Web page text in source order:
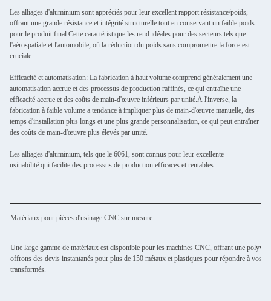
Les alliages d'aluminium sont appréciés pour leur excellent rapport résistance/poids,
offrant une grande résistance et intégrité structurelle tout en conservant un faible poids
pour le produit final.Cette caractéristique les rend idéales pour des secteurs tels que
l'aérospatiale et l'automobile, où la réduction du poids sans compromettre la force est
cruciale.
Efficacité et automatisation: La fabrication à haut volume comprend généralement une
automatisation accrue et des processus de production raffinés, ce qui entraîne une
efficacité accrue et des coûts de main-d'œuvre inférieurs par unité.À l'inverse, la
fabrication à faible volume a tendance à impliquer plus de main-d'œuvre manuelle, des
temps d'installation plus longs et une plus grande personnalisation, ce qui peut entraîner
des coûts de main-d'œuvre plus élevés par unité.
Les alliages d'aluminium, tels que le 6061, sont connus pour leur excellente
usinabilité.qui facilite des processus de production efficaces et rentables.
Matériaux pour pièces d'usinage CNC sur mesure
Une large gamme de matériaux est disponible pour les machines CNC, offrant une
offrons des devis instantanés pour plus de 150 métaux et plastiques pour répondre à vos
transformés.